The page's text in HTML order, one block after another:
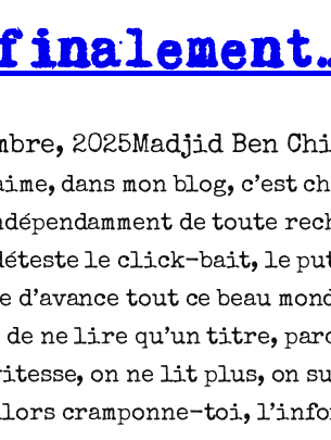
2025Madjid Ben
dans mon blog, c’est
de toute
le click-bait, le
d’avance tout ce beau
ne lire qu’un titre,
on ne lit plus, on
cramponne-toi,